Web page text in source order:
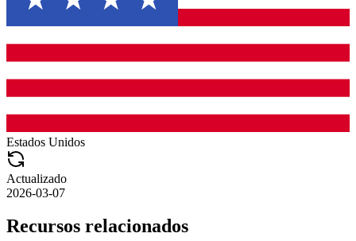
Estados Unidos
Actualizado
2026-03-07
Recursos relacionados